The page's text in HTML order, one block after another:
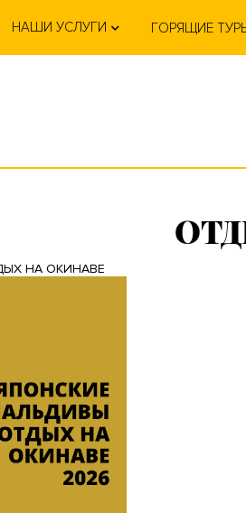
НАШИ УСЛУГИ ГОРЯЩИЕ
НА ОКИНАВЕ